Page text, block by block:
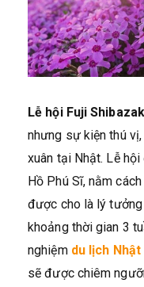
Lễ hội Fuji
nhưng sự kiện thú
xuân tại Nhật. Lễ
Hồ Phú Sĩ, nằm
được cho là lý
khoảng thời gian 3
nghiệm du lịch Nhật
sẽ được chiêm